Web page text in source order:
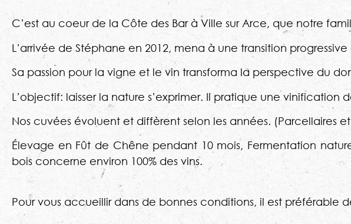
C’est au coeur de la Côte des Bar à Ville sur Arce, que notre
L’arrivée de Stéphane en 2012, mena à une transition
Sa passion pour la vigne et le vin transforma la perspective du
L’objectif: laisser la nature s’exprimer. Il pratique une
Nos cuvées évoluent et diffèrent selon les années. (Parcellaires
Élevage en Fût de Chêne pendant 10 mois, Fermentation
bois concerne environ 100% des vins.
Pour vous accueillir dans de bonnes conditions, il est préférable